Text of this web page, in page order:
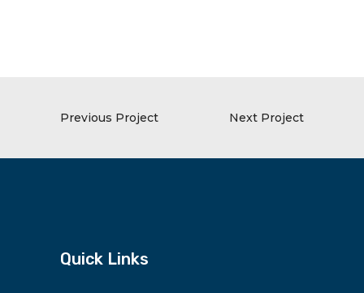
Previous Project Next Project
Quick Links